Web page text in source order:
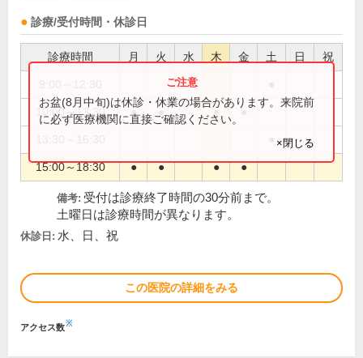
診療/受付時間・休診日
診療時間 月 火 水 木 金 土 日 祝
10:00～13:30 ● ● ● ●
15:00～18:30 ● ● ● ●
お盆(8月中旬)は休診・休業の場合があります。来院前
に必ず医療機関に直接ご確認ください。
×閉じる
備考: 受付は診療終了時間の30分前まで。
土曜日は診療時間が異なります。
休診日: 水、日、祝
この医院の詳細をみる
アクセス数※